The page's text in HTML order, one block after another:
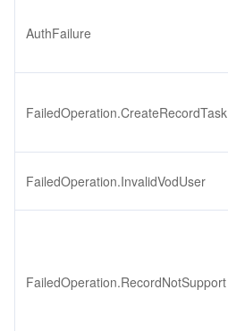
AuthFailure
FailedOperation.CreateRecordTask
FailedOperation.InvalidVodUser
FailedOperation.RecordNotSupport